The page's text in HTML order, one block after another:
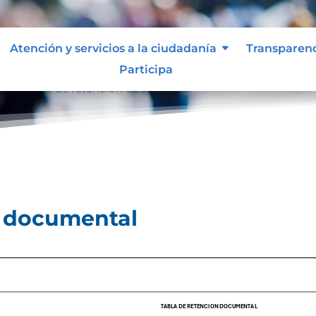
Atención y servicios a la ciudadanía
Participa